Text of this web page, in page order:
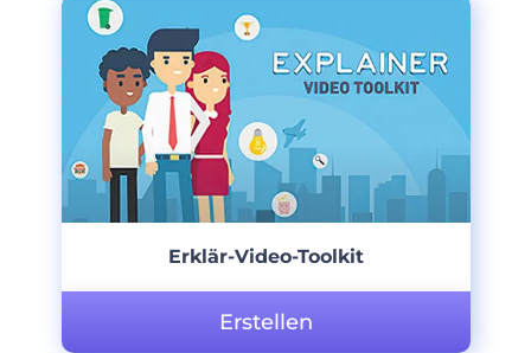
Erklär-Video-Toolkit
Erstellen